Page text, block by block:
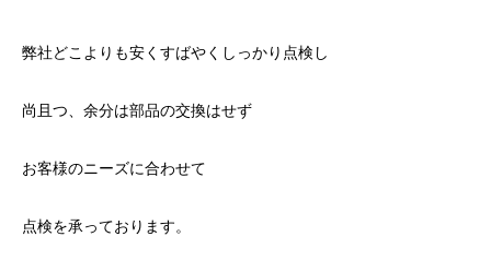
弊社どこよりも安くすばやくしっかり点検し
尚且つ、余分は部品の交換はせず
お客様のニーズに合わせて
点検を承っております。